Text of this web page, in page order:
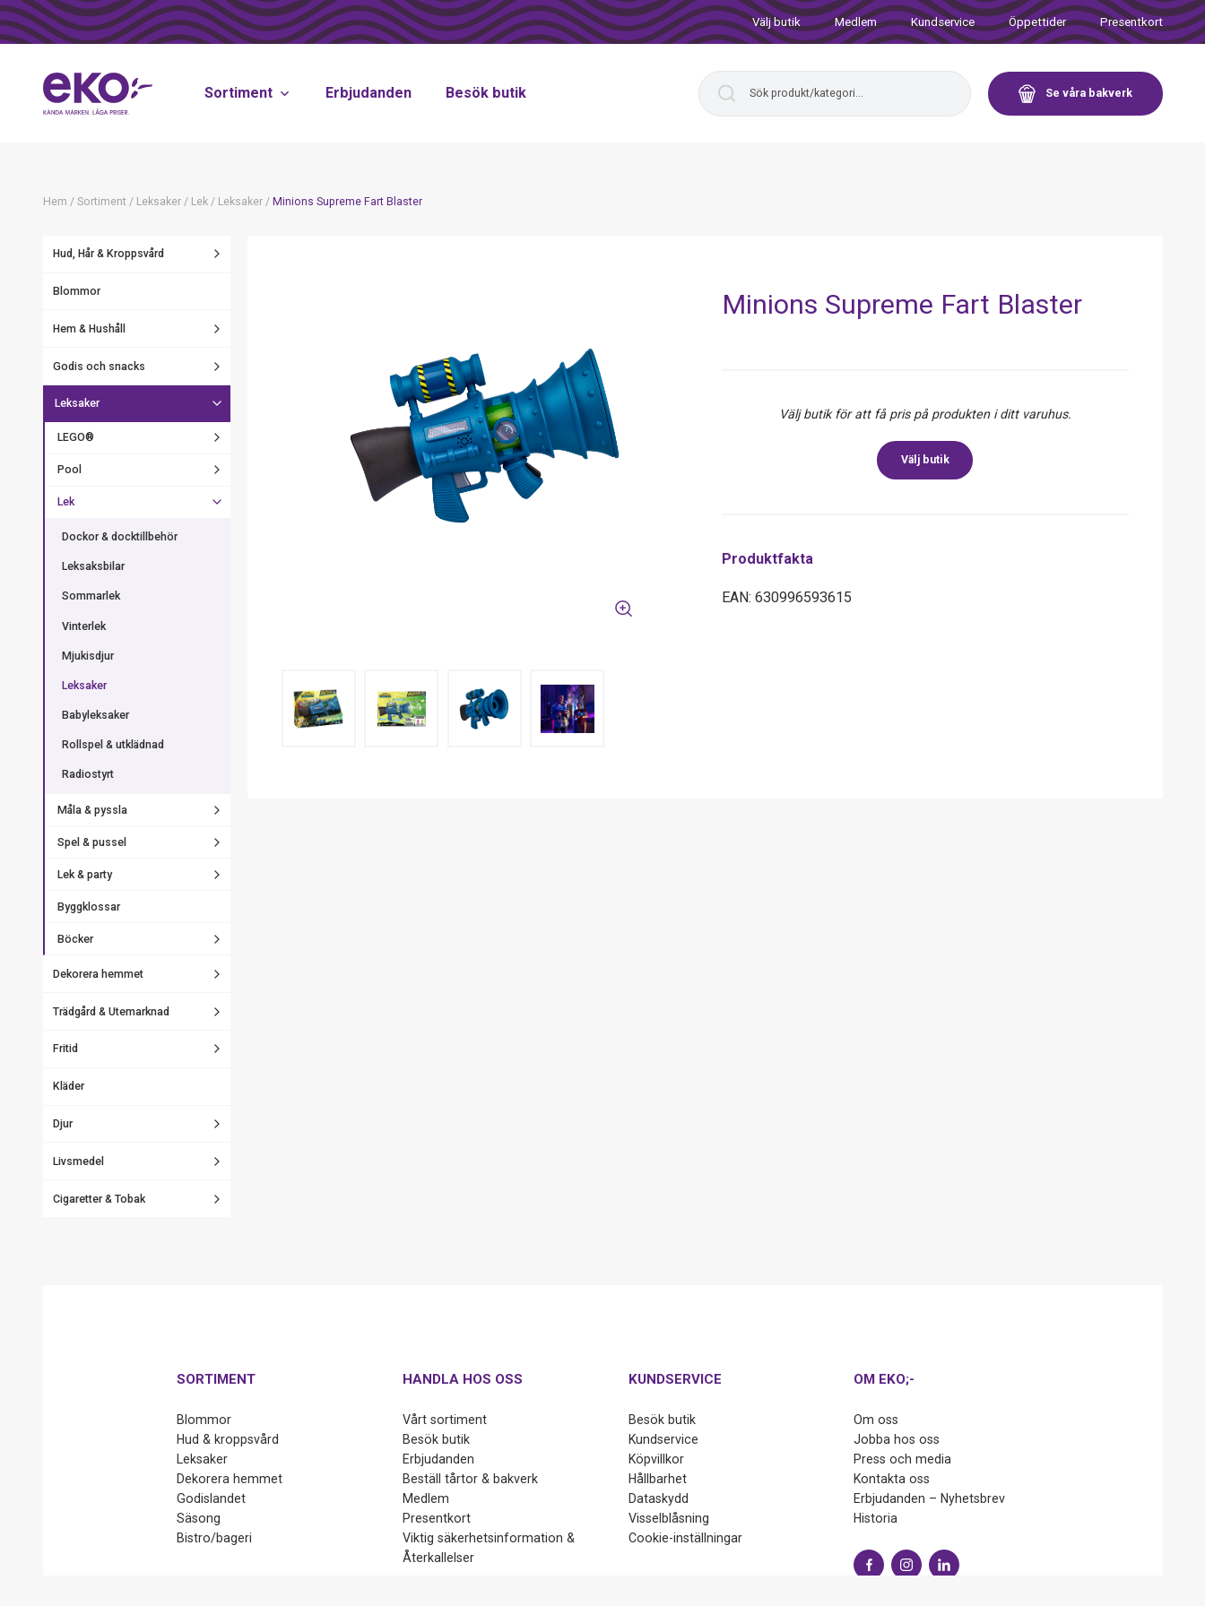
Välj butik Medlem Kundservice Öppettider Presentkort
Sortiment Erbjudanden Besök butik Se våra bakverk
Hem / Sortiment / Leksaker / Lek / Leksaker / Minions Supreme Fart Blaster
Hud, Hår & Kroppsvård
Blommor
Hem & Hushåll
Godis och snacks
Leksaker
LEGO®
Pool
Lek
Dockor & docktillbehör
Leksaksbilar
Sommarlek
Vinterlek
Mjukisdjur
Leksaker
Babyleksaker
Rollspel & utklädnad
Radiostyrt
Måla & pyssla
Spel & pussel
Lek & party
Byggklossar
Böcker
Dekorera hemmet
Trädgård & Utemarknad
Fritid
Kläder
Djur
Livsmedel
Cigaretter & Tobak
Minions Supreme Fart Blaster
Välj butik för att få pris på produkten i ditt varuhus.
Välj butik
Produktfakta
EAN: 630996593615
SORTIMENT
Blommor
Hud & kroppsvård
Leksaker
Dekorera hemmet
Godislandet
Säsong
Bistro/bageri
HANDLA HOS OSS
Vårt sortiment
Besök butik
Erbjudanden
Beställ tårtor & bakverk
Medlem
Presentkort
Viktig säkerhetsinformation &
Återkallelser
KUNDSERVICE
Besök butik
Kundservice
Köpvillkor
Hållbarhet
Dataskydd
Visselblåsning
Cookie-inställningar
OM EKO;-
Om oss
Jobba hos oss
Press och media
Kontakta oss
Erbjudanden – Nyhetsbrev
Historia